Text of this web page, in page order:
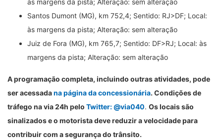
Santos Dumont (MG), km 752,4; Sentido: RJ>DF; Local:
às margens da pista; Alteração: sem alteração
Juiz de Fora (MG), km 765,7; Sentido: DF>RJ; Local: às
margens da pista; Alteração: sem alteração
A programação completa, incluindo outras atividades, pode
ser acessadana página da concessionária. Condições de
tráfego na via 24h pelo Twitter: @via040. Os locais são
sinalizados e o motorista deve reduzir a velocidade para
contribuir com a segurança do trânsito.